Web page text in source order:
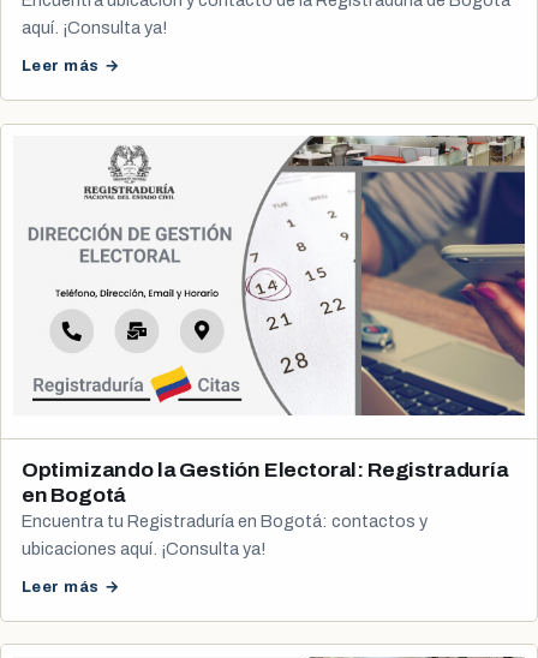
aquí. ¡Consulta ya!
Leer más →
Optimizando la Gestión Electoral: Registraduría
en Bogotá
Encuentra tu Registraduría en Bogotá: contactos y
ubicaciones aquí. ¡Consulta ya!
Leer más →